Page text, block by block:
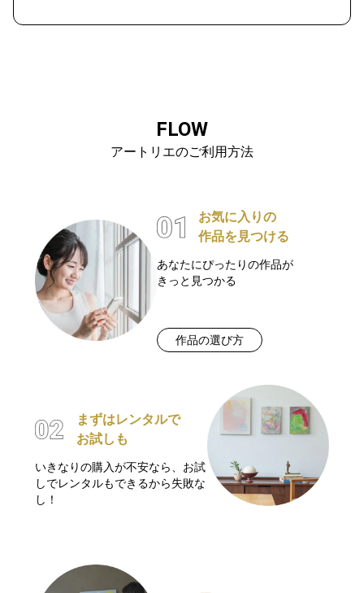
FLOW
アートリエのご利用方法
お気に入りの
作品を見つける
あなたにぴったりの作品が
きっと見つかる
作品の選び方
まずはレンタルで
お試しも
いきなりの購入が不安なら、お試
しでレンタルもできるから失敗な
し！